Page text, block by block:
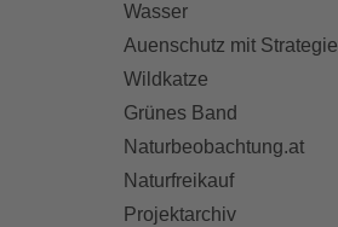
Wasser
Auenschutz mit Strategie
Wildkatze
Grünes Band
Naturbeobachtung.at
Naturfreikauf
Projektarchiv